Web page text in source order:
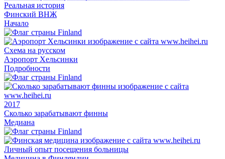
Реальная история
Финский ВНЖ
Начало
Схема на русском
Аэропорт Хельсинки
Подробности
2017
Сколько зарабатывают финны
Медиана
Личный опыт посещения больницы